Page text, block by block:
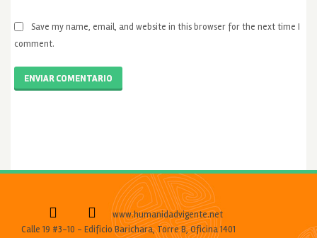
Save my name, email, and website in this browser for the next time I
comment.
ENVIAR COMENTARIO
www.humanidadvigente.net
Calle 19 #3-10 - Edificio Barichara, Torre B, Oficina 1401